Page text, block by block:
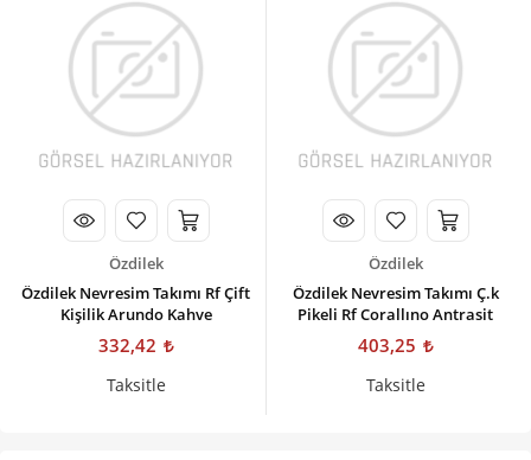
Özdilek
Özdilek Nevresim Takımı Rf Çift
Kişilik Arundo Kahve
332,42
Taksitle
Özdilek
Özdilek Nevresim Takımı Ç.k
Pikeli Rf Corallıno Antrasit
403,25
Taksitle